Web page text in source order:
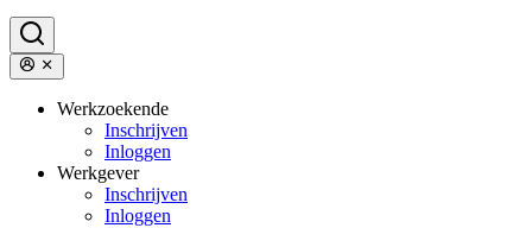
Werkzoekende
Inschrijven
Inloggen
Werkgever
Inschrijven
Inloggen